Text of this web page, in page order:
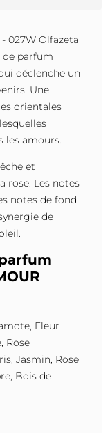
027W Olfazeta
de parfum
déclenche un
Une
orientales
les amours.
et
rose. Les notes
notes de fond
de
Fleur
Rose
Jasmin, Rose
Bois de